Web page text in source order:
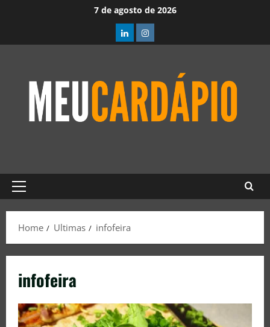
7 de agosto de 2026
Home Ultimas infofeira
infofeira